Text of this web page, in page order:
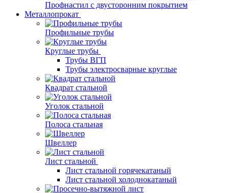
Профнастил с двусторонним покрытием
Металлопрокат
Профильные трубы
Круглые трубы
Трубы ВГП
Трубы электросварные круглые
Квадрат стальной
Уголок стальной
Полоса стальная
Швеллер
Лист стальной
Лист стальной горячекатаный
Лист стальной холоднокатаный